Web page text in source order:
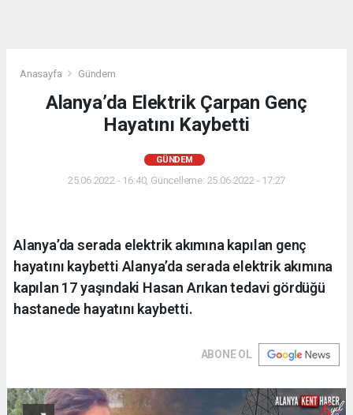
Anasayfa Gündem
Alanya’da Elektrik Çarpan Genç
Hayatını Kaybetti
GÜNDEM
25.06.2022 - 16:40, Güncelleme: 25.06.2022 - 17:27
Alanya’da serada elektrik akımına kapılan genç
hayatını kaybetti Alanya’da serada elektrik akımına
kapılan 17 yaşındaki Hasan Arıkan tedavi gördüğü
hastanede hayatını kaybetti.
ABONE OL